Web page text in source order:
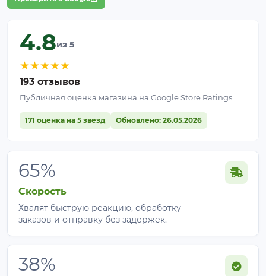
Применение с другими пестицидами только с
4.8из 5
★★★★★
193 отзывов
Публичная оценка магазина на Google Store Ratings
171 оценка на 5 звезд Обновлено: 26.05.2026
65%
Скорость
Хвалят быструю реакцию, обработку
заказов и отправку без задержек.
38%